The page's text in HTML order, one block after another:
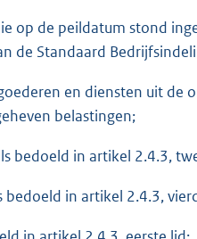
op de peildatum stond
de Standaard
en diensten uit
belastingen;
bedoeld in artikel 2.4.3,
bedoeld in artikel 2.4.3,